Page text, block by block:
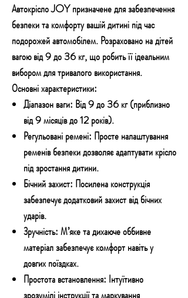
Автокрісло JOY призначене для забезпечення
безпеки та комфорту вашій дитині під час
подорожей автомобілем. Розраховано на дітей
вагою від 9 до 36 кг, що робить її ідеальним
вибором для тривалого використання.
Основні характеристики:
Діапазон ваги: Від 9 до 36 кг (приблизно
від 9 місяців до 12 років).
Регульовані ремені: Просте налаштування
ременів безпеки дозволяє адаптувати крісло
під зростання дитини.
Бічний захист: Посилена конструкція
забезпечує додатковий захист від бічних
ударів.
Зручність:М’яке та дихаюче оббивне
матеріал забезпечує комфорт навіть у
довгих поїздках.
Простота встановлення: Інтуїтивно